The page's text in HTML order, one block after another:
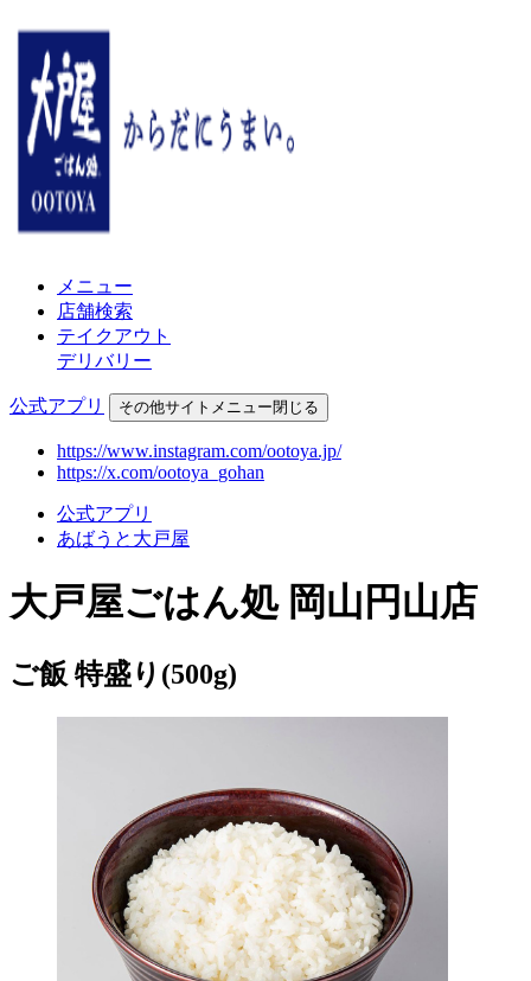
メニュー
店舗検索
テイクアウト
デリバリー
公式アプリ その他サイトメニュー閉じる
https://www.instagram.com/ootoya.jp/
https://x.com/ootoya_gohan
公式アプリ
あばうと大戸屋
大戸屋ごはん処 岡山円山店
ご飯 特盛り(500g)